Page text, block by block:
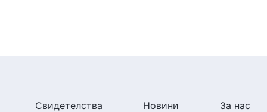
Свидетелства Новини За нас